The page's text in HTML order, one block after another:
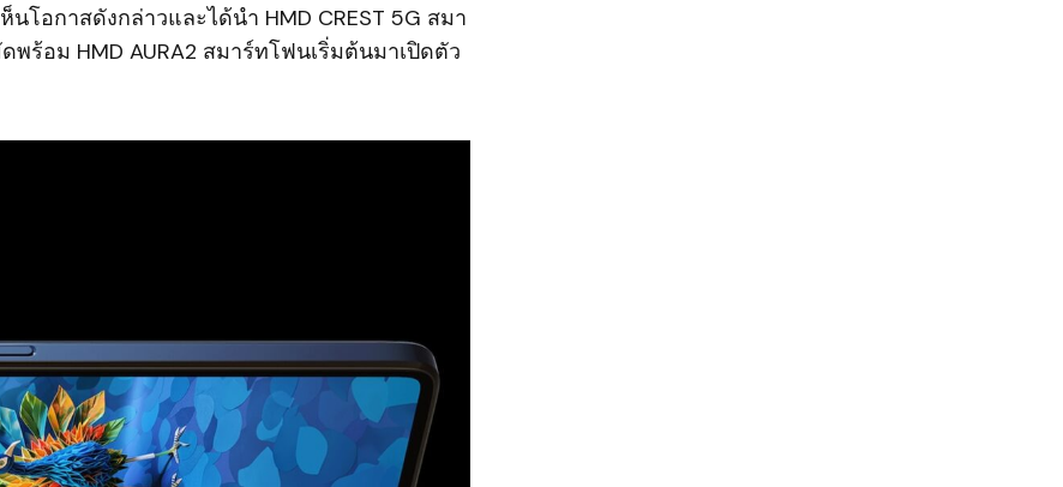
นโอกาสดังกล่าวและได้นำ HMD CREST 5G สมา
ร้อม HMD AURA2 สมาร์ทโฟนเริ่มต้นมาเปิดตัว